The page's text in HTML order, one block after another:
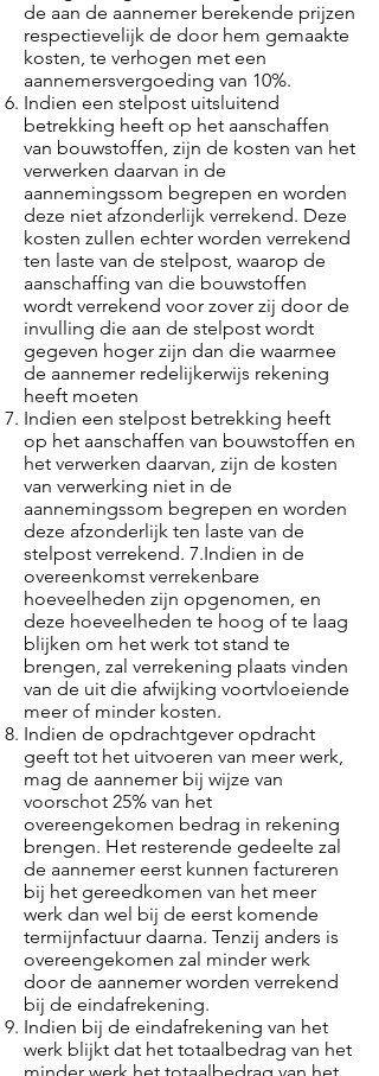
de aan de aannemer berekende prijzen
respectievelijk de door hem gemaakte
kosten, te verhogen met een
aannemersvergoeding van 10%.
Indien een stelpost uitsluitend
betrekking heeft op het aanschaffen
van bouwstoffen, zijn de kosten van het
verwerken daarvan in de
aannemingssom begrepen en worden
deze niet afzonderlijk verrekend. Deze
kosten zullen echter worden verrekend
ten laste van de stelpost, waarop de
aanschaffing van die bouwstoffen
wordt verrekend voor zover zij door de
invulling die aan de stelpost wordt
gegeven hoger zijn dan die waarmee
de aannemer redelijkerwijs rekening
heeft moeten
Indien een stelpost betrekking heeft
op het aanschaffen van bouwstoffen en
het verwerken daarvan, zijn de kosten
van verwerking niet in de
aannemingssom begrepen en worden
deze afzonderlijk ten laste van de
stelpost verrekend. 7.Indien in de
overeenkomst verrekenbare
hoeveelheden zijn opgenomen, en
deze hoeveelheden te hoog of te laag
blijken om het werk tot stand te
brengen, zal verrekening plaats vinden
van de uit die afwijking voortvloeiende
meer of minder kosten.
Indien de opdrachtgever opdracht
geeft tot het uitvoeren van meer werk,
mag de aannemer bij wijze van
voorschot 25% van het
overeengekomen bedrag in rekening
brengen. Het resterende gedeelte zal
de aannemer eerst kunnen factureren
bij het gereedkomen van het meer
werk dan wel bij de eerst komende
termijnfactuur daarna. Tenzij anders is
overeengekomen zal minder werk
door de aannemer worden verrekend
bij de eindafrekening.
Indien bij de eindafrekening van het
werk blijkt dat het totaalbedrag van het